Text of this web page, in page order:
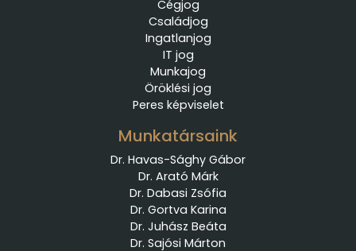
Cégjog
Családjog
Ingatlanjog
IT jog
Munkajog
Öröklési jog
Peres képviselet
Munkatársaink
Dr. Havas-Sághy Gábor
Dr. Arató Márk
Dr. Dabasi Zsófia
Dr. Gortva Karina
Dr. Juhász Beáta
Dr. Sajósi Márton